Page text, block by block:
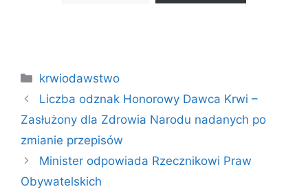
Kategorie
krwiodawstwo
Liczba odznak Honorowy Dawca Krwi –
Zasłużony dla Zdrowia Narodu nadanych po
zmianie przepisów
Minister odpowiada Rzecznikowi Praw
Obywatelskich